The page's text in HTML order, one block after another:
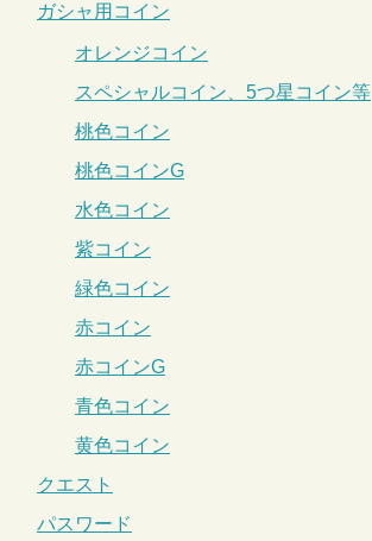
ガシャ用コイン
オレンジコイン
スペシャルコイン、5つ星コイン等
桃色コイン
桃色コインG
水色コイン
紫コイン
緑色コイン
赤コイン
赤コインG
青色コイン
黄色コイン
クエスト
パスワード